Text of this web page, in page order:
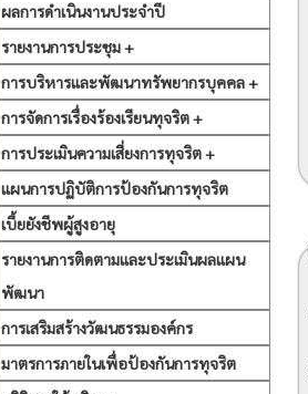
ผลการดำเนินงานประจำปี
รายงานการประชุม +
การบริหารและพัฒนาทรัพยากรบุคคล +
การจัดการเรื่องร้องเรียนทุจริต +
การประเมินความเสี่ยงการทุจริต +
แผนการปฏิบัติการป้องกันการทุจริต
เบี้ยยังชีพผู้สูงอายุ
รายงานการติดตามและประเมินผลแผน
พัฒนา
การเสริมสร้างวัฒนธรรมองค์กร
มาตรการภายในเพื่อป้องกันการทุจริต